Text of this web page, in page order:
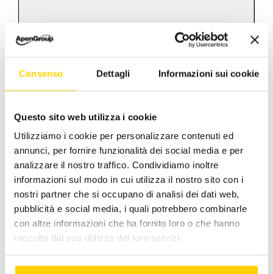
Consenso Dettagli Informazioni sui cookie
Questo sito web utilizza i cookie
Utilizziamo i cookie per personalizzare contenuti ed
annunci, per fornire funzionalità dei social media e per
analizzare il nostro traffico. Condividiamo inoltre
informazioni sul modo in cui utilizza il nostro sito con i
nostri partner che si occupano di analisi dei dati web,
pubblicità e social media, i quali potrebbero combinarle
con altre informazioni che ha fornito loro o che hanno
raccolto dal suo utilizzo dei loro servizi.
00:00 00:24
apengroup,caringfortheenvironment
INDUSTRIALHEATING,kondensalkseries
MCEexpocomfort
Facebook
X LinkedInWhatsApp
PinterestEmail